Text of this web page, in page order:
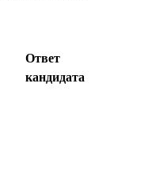
Ответ
кандидата